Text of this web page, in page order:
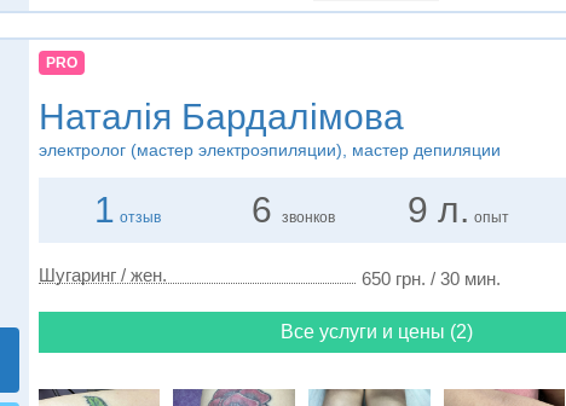
PRO
Наталія Бардалімова
электролог (мастер электроэпиляции), мастер депиляции
1 отзыв 6звонков 9 л. опыт
Шугаринг / жен. 650 грн. / 30 мин.
Все услуги и цены (2)